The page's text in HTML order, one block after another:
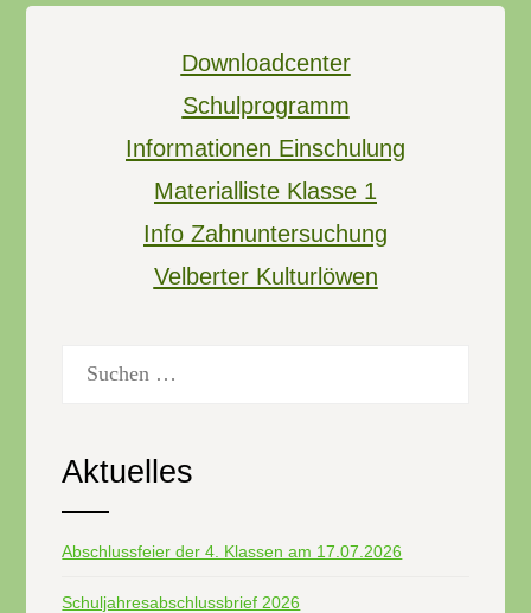
Downloadcenter
Schulprogramm
Informationen Einschulung
Materialliste Klasse 1
Info Zahnuntersuchung
Velberter Kulturlöwen
nach:
Aktuelles
Abschlussfeier der 4. Klassen am 17.07.2026
Schuljahresabschlussbrief 2026